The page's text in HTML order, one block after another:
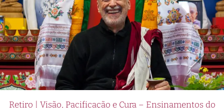
Retiro | Visão, Pacificação e Cura – Ensinamentos do